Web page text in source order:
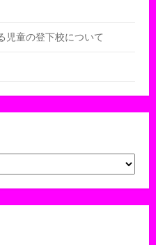
児童の登下校について